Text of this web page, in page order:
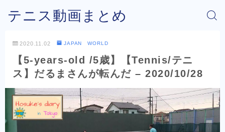
テニス動画まとめ
2020.11.02 JAPAN WORLD
【5-years-old /5歳】【Tennis/テニ
ス】だるまさんが転んだ – 2020/10/28